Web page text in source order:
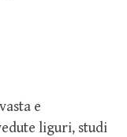
e
liguri, studi